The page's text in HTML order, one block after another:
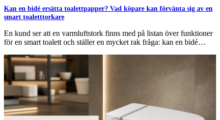
Kan en bidé ersätta toalettpapper? Vad köpare kan förvänta sig av en
smart toaletttorkare
En kund ser att en varmluftstork finns med på listan över funktioner
för en smart toalett och ställer en mycket rak fråga: kan en bidé…